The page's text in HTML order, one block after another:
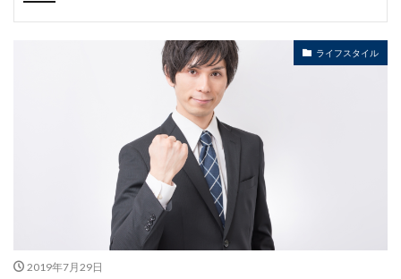
ライフスタイル
2019年7月29日